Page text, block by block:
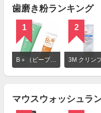
歯磨き粉ランキング
1
B＋（ビープラス）
2
マウスウォッシュラ